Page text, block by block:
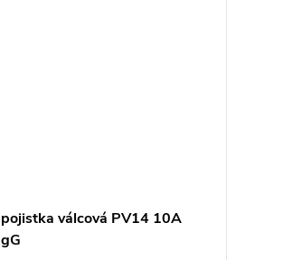
pojistka válcová PV14 10A
gG